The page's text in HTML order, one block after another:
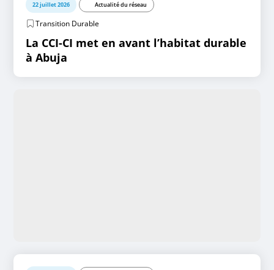
22 juillet 2026 Actualité du réseau
Transition Durable
La CCI-CI met en avant l’habitat durable
à Abuja